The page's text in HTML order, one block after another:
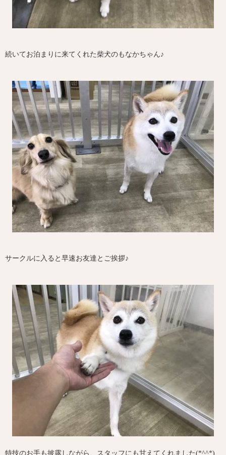
続いてお泊まりに来てくれた柴犬のもなかちゃん♪
サークルに入ると早速お友達とご挨拶♪
特技のお手も披露しながら、スタッフにも甘えてくれました(*^^*)